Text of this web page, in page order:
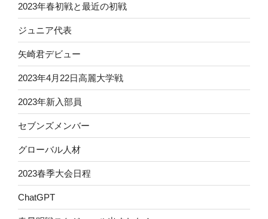
2023年春初戦と最近の初戦
ジュニア代表
矢崎君デビュー
2023年4月22日高麗大学戦
2023年新入部員
セブンズメンバー
グローバル人材
2023春季大会日程
ChatGPT